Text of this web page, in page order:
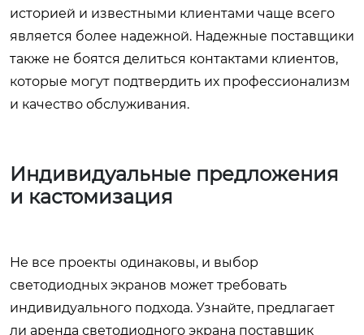
историей и известными клиентами чаще всего
является более надежной. Надежные поставщики
также не боятся делиться контактами клиентов,
которые могут подтвердить их профессионализм
и качество обслуживания.
Индивидуальные предложения
и кастомизация
Не все проекты одинаковы, и выбор
светодиодных экранов может требовать
индивидуального подхода. Узнайте, предлагает
ли аренда светодиодного экрана поставщик